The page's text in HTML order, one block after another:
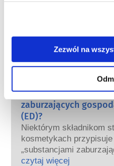
Zezwól na
W jaki sposób
Przepisy UE wymagają,
kosmetyczne i higieny
w Unii Europejskiej
oraz krajowe i
bezpieczeństwo
Co należy wiedzieć o
zaburzających
(ED)?
Niektórym składnikom
kosmetykach
„substancjami
hormonalną”, ponieważ
czytaj więcej